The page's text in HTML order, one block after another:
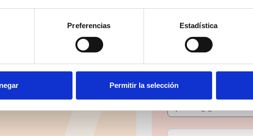
Preferencias Estadística
Permitir la selección
Social’ y mucho más en
Suscríbete
Mantente siempre al
social en un solo clic.
Email